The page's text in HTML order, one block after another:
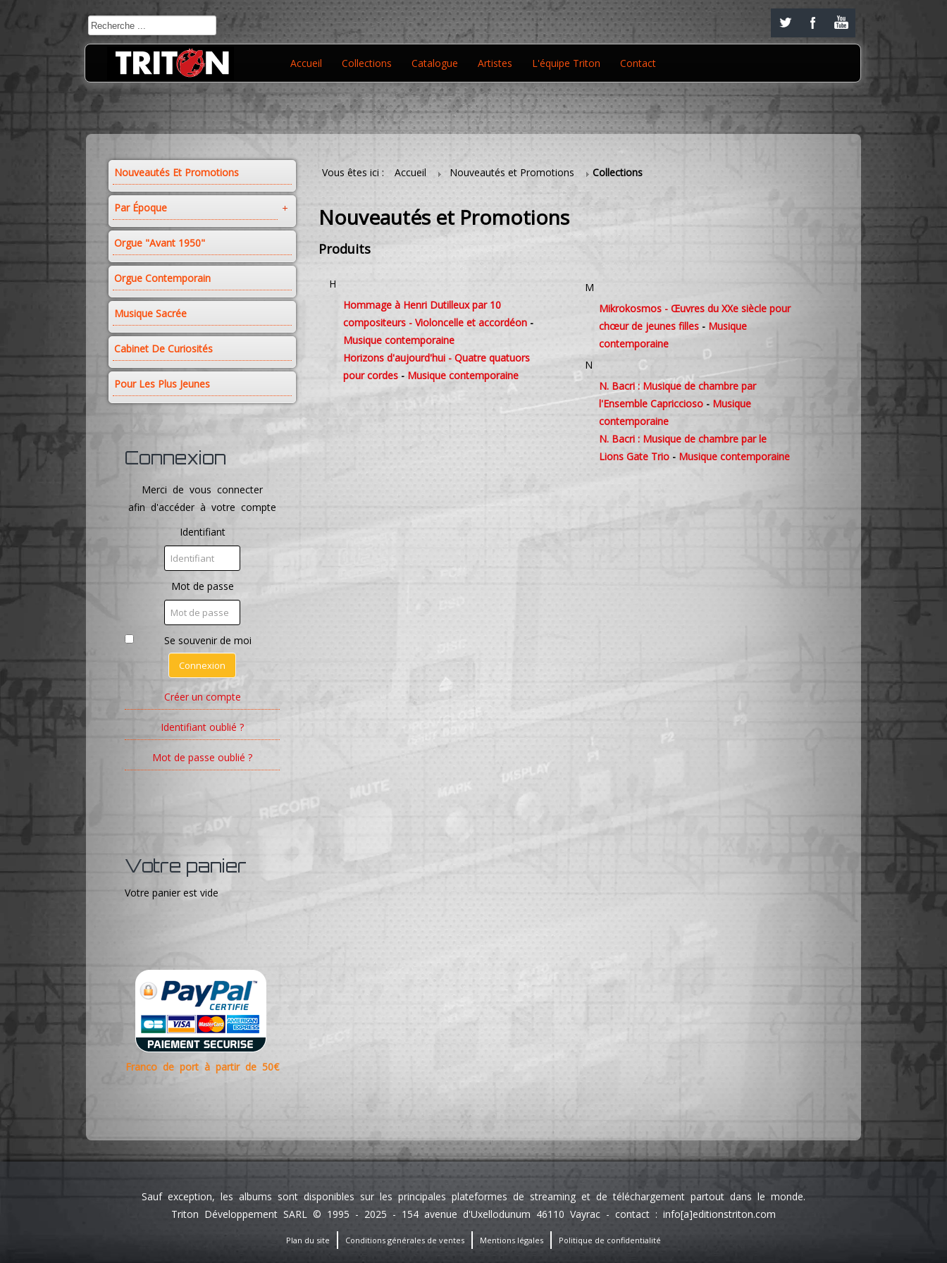
Accueil Collections Catalogue Artistes L'équipe Triton Contact
Nouveautés Et Promotions
Par Époque
Orgue "avant 1950"
Orgue Contemporain
Musique Sacrée
Cabinet De Curiosités
Pour Les Plus Jeunes
Connexion
Merci de vous connecter
afin d'accéder à votre compte
Identifiant
Mot de passe
Se souvenir de moi
Connexion
Créer un compte
Identifiant oublié ?
Mot de passe oublié ?
Votre panier
Votre panier est vide
Franco de port à partir de 50€
Vous êtes ici : Accueil Nouveautés et Promotions Collections
Nouveautés et Promotions
Produits
H
Hommage à Henri Dutilleux par 10
compositeurs - Violoncelle et accordéon -
Musique contemporaine
Horizons d'aujourd'hui - Quatre quatuors
pour cordes - Musique contemporaine
M
Mikrokosmos - Œuvres du XXe siècle pour
chœur de jeunes filles- Musique
contemporaine
N
N. Bacri : Musique de chambre par
l'Ensemble Capriccioso- Musique
contemporaine
N. Bacri : Musique de chambre par le
Lions Gate Trio- Musique contemporaine
Sauf exception, les albums sont disponibles sur les principales plateformes de streaming et de téléchargement partout dans le monde.
Triton Développement SARL © 1995 - 2025 - 154 avenue d'Uxellodunum 46110 Vayrac - contact : info[a]editionstriton.com
Plan du site Conditions générales de ventes Mentions légales Politique de confidentialité